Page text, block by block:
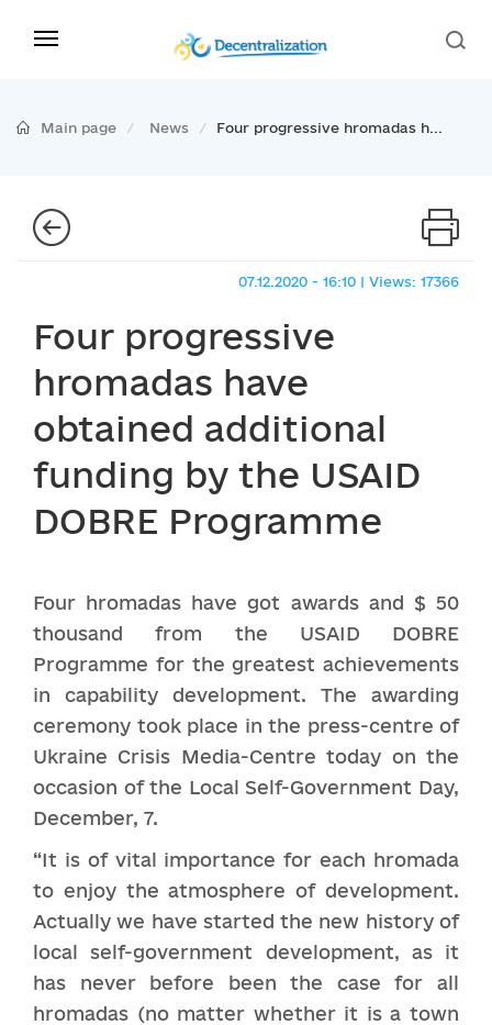
Main page News Four progressive hromadas h...
07.12.2020 - 16:10 | Views: 17366
Four progressive
hromadas have
obtained additional
funding by the USAID
DOBRE Programme
Four hromadas have got awards and $ 50
thousand from the USAID DOBRE
Programme for the greatest achievements
in capability development. The awarding
ceremony took place in the press-centre of
Ukraine Crisis Media-Centre today on the
occasion of the Local Self-Government Day,
December, 7.
“It is of vital importance for each hromada
to enjoy the atmosphere of development.
Actually we have started the new history of
local self-government development, as it
has never before been the case for all
hromadas (no matter whether it is a town